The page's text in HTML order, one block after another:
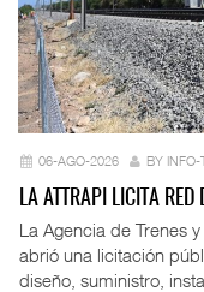
06-AGO-2026 BY
LA ATTRAPI LICITA
La Agencia de Trenes
abrió una licitación
diseño, suministro,